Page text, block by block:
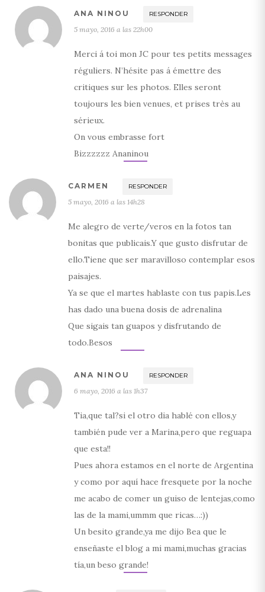
ANA NINOU RESPONDER
5 mayo, 2016 a las 22h00
Merci á toi mon JC pour tes petits messages
réguliers. N’hésite pas á émettre des
critiques sur les photos. Elles seront
toujours les bien venues, et prises très au
sérieux.
On vous embrasse fort
Bizzzzzz Ananinou
CARMEN RESPONDER
5 mayo, 2016 a las 14h28
Me alegro de verte/veros en la fotos tan
bonitas que publicais.Y que gusto disfrutar de
ello.Tiene que ser maravilloso contemplar esos
paisajes.
Ya se que el martes hablaste con tus papis.Les
has dado una buena dosis de adrenalina
Que sigais tan guapos y disfrutando de
todo.Besos
ANA NINOU RESPONDER
6 mayo, 2016 a las 1h37
Tia,que tal?si el otro dia hablé con ellos,y
también pude ver a Marina,pero que reguapa
que esta!!
Pues ahora estamos en el norte de Argentina
y como por aquí hace fresquete por la noche
me acabo de comer un guiso de lentejas,como
las de la mami,ummm que ricas…:))
Un besito grande,ya me dijo Bea que le
enseñaste el blog a mi mami,muchas gracias
tía,un beso grande!